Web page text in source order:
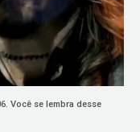
Você se lembra desse